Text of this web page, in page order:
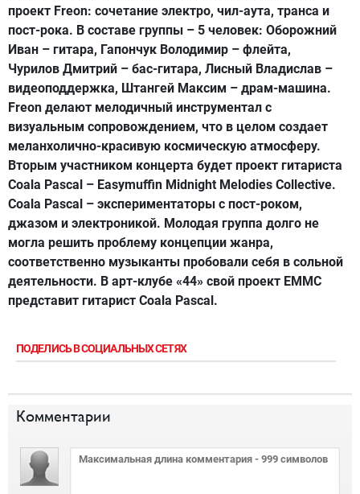
проект Freon: сочетание электро, чил-аута, транса и
пост-рока. В составе группы – 5 человек: Оборожний
Иван – гитара, Гапончук Володимир – флейта,
Чурилов Дмитрий – бас-гитара, Лисный Владислав –
видеоподдержка, Штангей Максим – драм-машина.
Freon делают мелодичный инструментал с
визуальным сопровождением, что в целом создает
меланхолично-красивую космическую атмосферу.
Вторым участником концерта будет проект гитариста
Coala Pascal – Easymuffin Midnight Melodies Collective.
Coala Pascal – экспериментаторы с пост-роком,
джазом и электроникой. Молодая группа долго не
могла решить проблему концепции жанра,
соответственно музыканты пробовали себя в сольной
деятельности. В арт-клубе «44» свой проект EMMC
представит гитарист Coala Pascal.
ПОДЕЛИСЬ В СОЦИАЛЬНЫХ СЕТЯХ
Комментарии